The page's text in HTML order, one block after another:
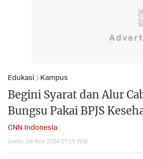
Edukasi Kampus
Begini Syarat dan Alur
Bungsu Pakai BPJS
CNN Indonesia
Senin, 04 Nov 2024 07:15 WIB